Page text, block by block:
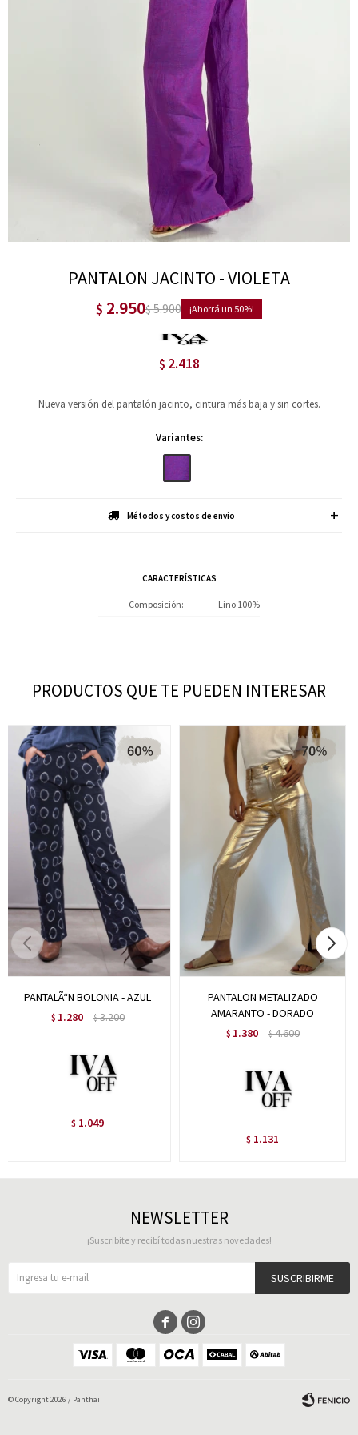
PANTALON JACINTO - VIOLETA
$ 2.950$5.900 50
$ 2.418
Nueva versión del pantalón jacinto, cintura más baja y sin cortes.
Variantes:
Métodos y costos de envío
CARACTERÍSTICAS
Composición Lino 100%
PRODUCTOS QUE TE PUEDEN INTERESAR
PANTALÃ“N BOLONIA - AZUL
$ 1.280 $3.200
$ 1.049
PANTALON METALIZADO
AMARANTO - DORADO
$ 1.380 $4.600
$ 1.131
NEWSLETTER
¡Suscribite y recibí todas nuestras novedades!
SUSCRIBIRME
 
© Copyright 2026 / Panthai